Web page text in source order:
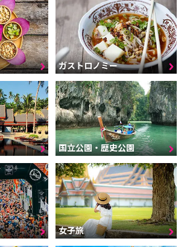
ガストロノミー
国立公園・歴史公園
女子旅